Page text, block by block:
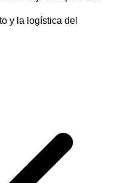
y la logística del